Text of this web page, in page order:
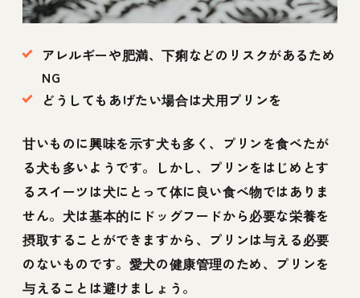
アレルギーや肥満、下痢などのリスクがあるため
NG
どうしてもあげたい場合は犬用プリンを
甘いものに興味を示す犬も多く、プリンを食べたが
る犬も多いようです。しかし、プリンをはじめとす
るスイーツは犬にとって体に良い食べ物ではありま
せん。犬は基本的にドッグフードから必要な栄養を
摂取することができますから、プリンは与える必要
のないものです。愛犬の健康管理のため、プリンを
与えることは避けましょう。